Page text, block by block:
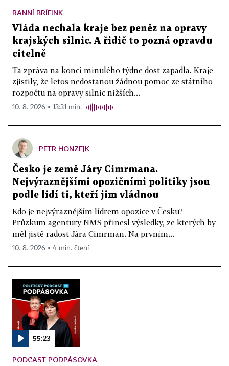
RANNÍ BRÍFINK
Vláda nechala kraje bez peněz na opravy
krajských silnic. A řidič to pozná opravdu
citelně
Ta zpráva na konci minulého týdne dost zapadla. Kraje
zjistily, že letos nedostanou žádnou pomoc ze státního
rozpočtu na opravy silnic nižších...
10. 8. 2026 ▪ 13:31 min.
PETR HONZEJK
Česko je země Járy Cimrmana.
Nejvýraznějšími opozičními politiky jsou
podle lidí ti, kteří jim vládnou
Kdo je nejvýraznějším lídrem opozice v Česku?
Průzkum agentury NMS přinesl výsledky, ze kterých by
měl jistě radost Jára Cimrman. Na prvním...
10. 8. 2026 ▪ 4 min. čtení
55:23
PODCAST PODPÁSOVKA